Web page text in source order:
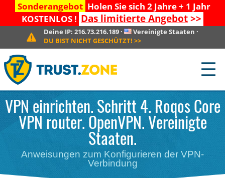
Sonderangebot Holen Sie sich 2 Jahre + 1 Jahr
KOSTENLOS ! Das limitierte Angebot>>
Deine IP: 216.73.216.189· Vereinigte Staaten ·
DU BIST NICHT GESCHÜTZT! >>
☰
VPN einrichten. Schritt 4. Roqos Core
VPN router. OpenVPN. Vereinigte
Staaten.
Anweisungen zum Konfigurieren der VPN-
Verbindung